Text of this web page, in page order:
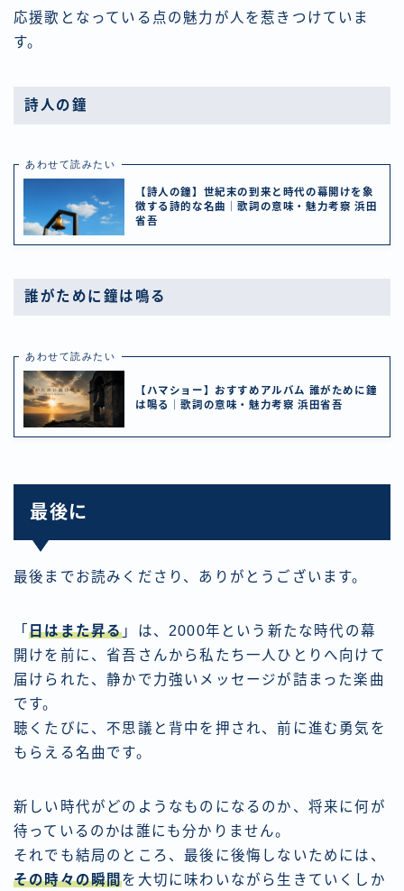
応援歌となっている点の魅力が人を惹きつけていま
す。
詩人の鐘
あわせて読みたい
【詩人の鐘】世紀末の到来と時代の幕開けを象
徴する詩的な名曲｜歌詞の意味・魅力考察 浜田
省吾
誰がために鐘は鳴る
あわせて読みたい
【ハマショー】おすすめアルバム 誰がために鐘
は鳴る｜歌詞の意味・魅力考察 浜田省吾
最後に
最後までお読みくださり、ありがとうございます。
「日はまた昇る 」は、2000年という新たな時代の幕
開けを前に、省吾さんから私たち一人ひとりへ向けて
届けられた、静かで力強いメッセージが詰まった楽曲
です。
聴くたびに、不思議と背中を押され、前に進む勇気を
もらえる名曲です。
新しい時代がどのようなものになるのか、将来に何が
待っているのかは誰にも分かりません。
それでも結局のところ、最後に後悔しないためには、
その時々の瞬間を大切に味わいながら生きていくしか